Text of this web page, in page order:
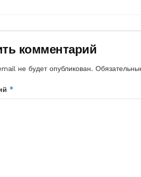
комментарий
не будет опубликован.
*